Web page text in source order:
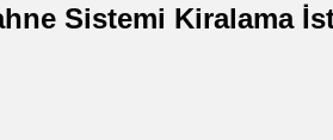
Sistemi Kiralama